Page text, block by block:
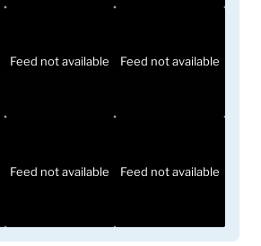
Feed not available Feed not available
Feed not available Feed not available